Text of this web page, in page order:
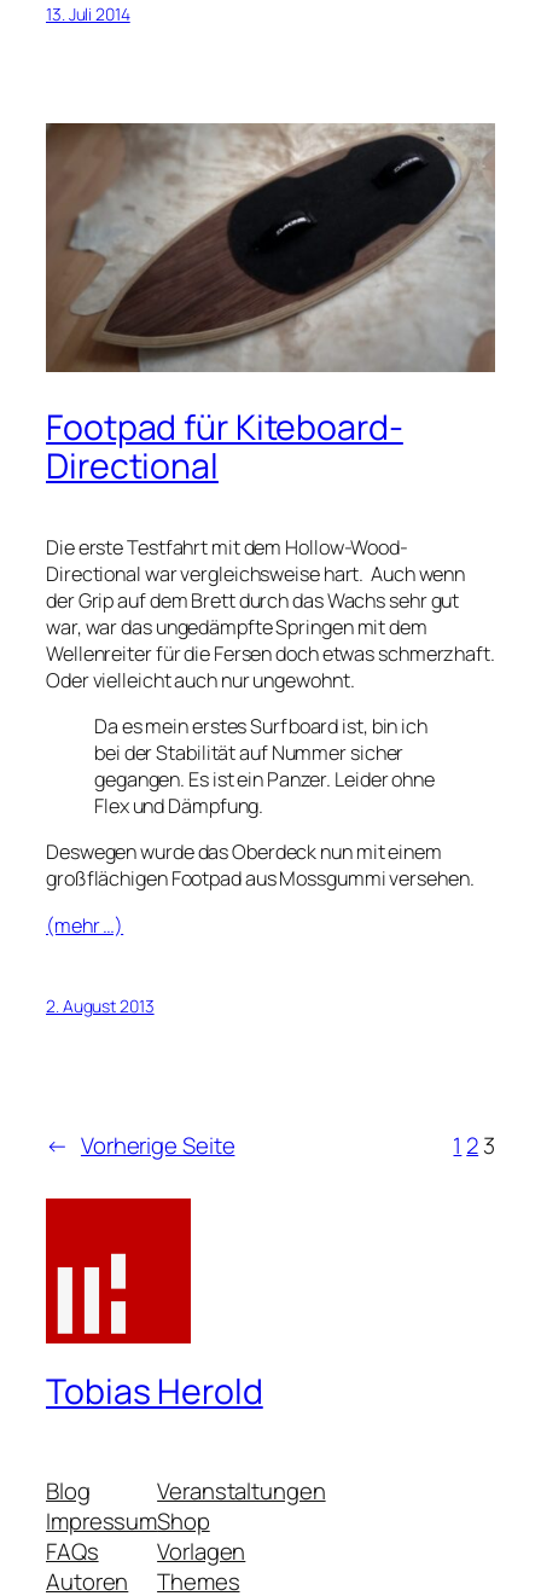
13. Juli 2014
Footpad für Kiteboard-
Directional
Die erste Testfahrt mit dem Hollow-Wood-
Directional war vergleichsweise hart. Auch wenn
der Grip auf dem Brett durch das Wachs sehr gut
war, war das ungedämpfte Springen mit dem
Wellenreiter für die Fersen doch etwas schmerzhaft.
Oder vielleicht auch nur ungewohnt.
Da es mein erstes Surfboard ist, bin ich
bei der Stabilität auf Nummer sicher
gegangen. Es ist ein Panzer. Leider ohne
Flex und Dämpfung.
Deswegen wurde das Oberdeck nun mit einem
großflächigen Footpad aus Mossgummi versehen.
(mehr …)
2. August 2013
← Vorherige Seite 1 23
Tobias Herold
Blog
Impressum
FAQs
Autoren
Veranstaltungen
Shop
Vorlagen
Themes